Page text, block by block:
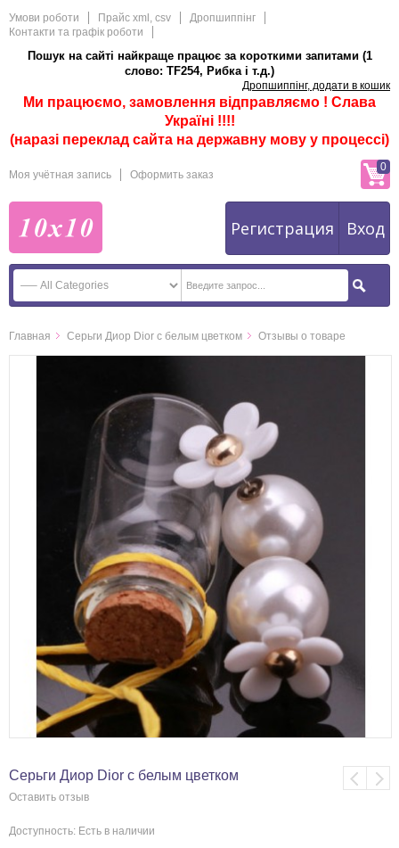
Умови роботи Прайс xml, csv
Дропшиппінг
Контакти та графік роботи
Пошук на сайті найкраще працює за короткими запитами (1
слово: TF254, Рибка і т.д.)
Дропшиппінг, додати в кошик
Ми працюємо, замовлення відправляємо ! Слава
Україні !!!!
(наразі переклад сайта на державну мову у процессі)
Моя учётная запись Оформить заказ
Регистрация Вход
0
Главная Серьги Диор Dior с белым цветком Отзывы о товаре
Серьги Диор Dior с белым цветком
Оставить отзыв
Доступность: Есть в наличии